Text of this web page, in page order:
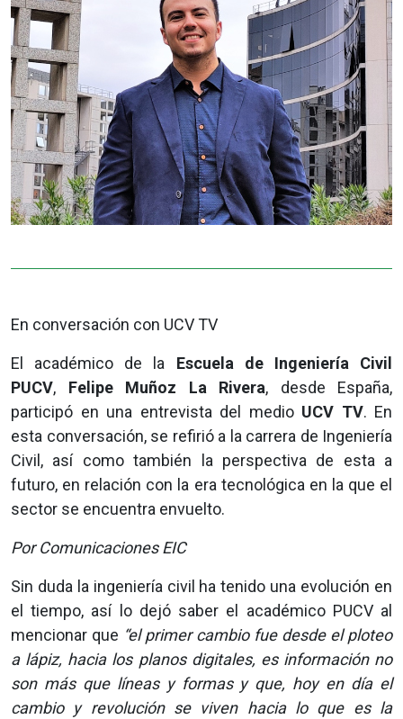
En conversación con UCV TV
El académico de la Escuela de Ingeniería Civil
PUCV, Felipe Muñoz La Rivera, desde España,
participó en una entrevista del medio UCV TV. En
esta conversación, se refirió a la carrera de Ingeniería
Civil, así como también la perspectiva de esta a
futuro, en relación con la era tecnológica en la que el
sector se encuentra envuelto.
Por Comunicaciones EIC
Sin duda la ingeniería civil ha tenido una evolución en
el tiempo, así lo dejó saber el académico PUCV al
mencionar que “el primer cambio fue desde el ploteo
a lápiz, hacia los planos digitales, es información no
son más que líneas y formas y que, hoy en día el
cambio y revolución se viven hacia lo que es la